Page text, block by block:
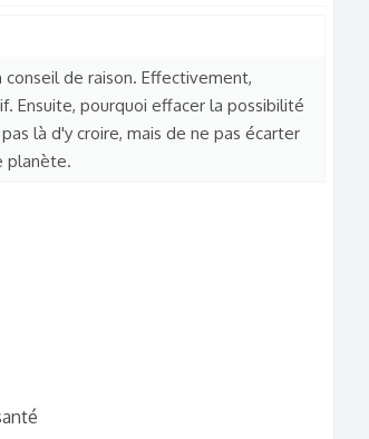
de raison. Effectivement,
Ensuite, pourquoi effacer la possibilité
là d'y croire, mais de ne pas écarter
planète.